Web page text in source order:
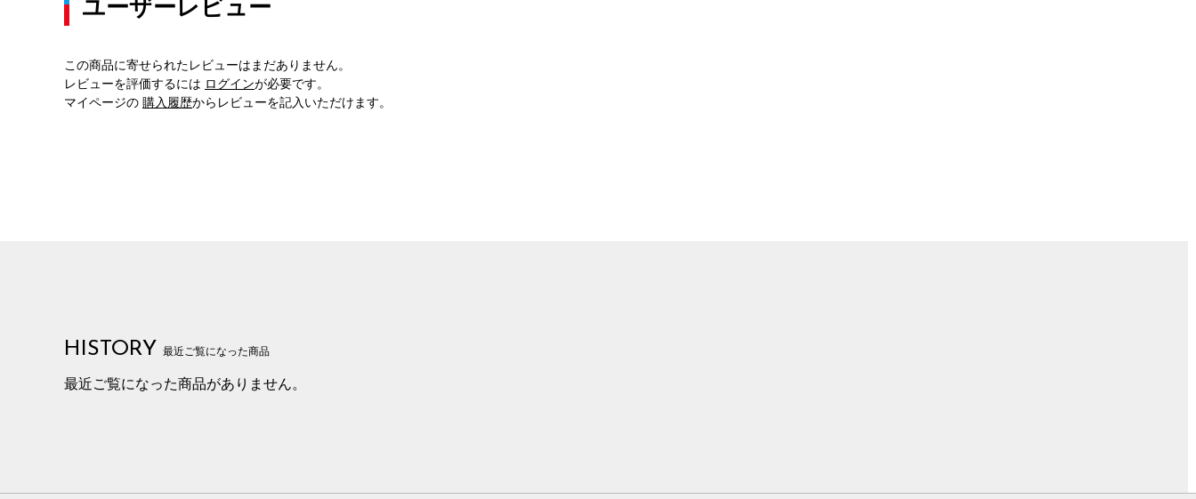
ユーザーレビュー
この商品に寄せられたレビューはまだありません。
レビューを評価するには ログインが必要です。
マイページの 購入履歴からレビューを記入いただけます。
HISTORY 最近ご覧になった商品
最近ご覧になった商品がありません。